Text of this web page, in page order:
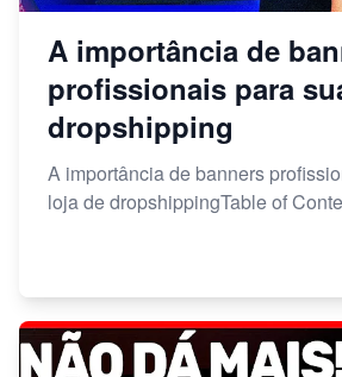
A importância de
profissionais para
dropshipping
A importância de banners
loja de dropshippingTable of